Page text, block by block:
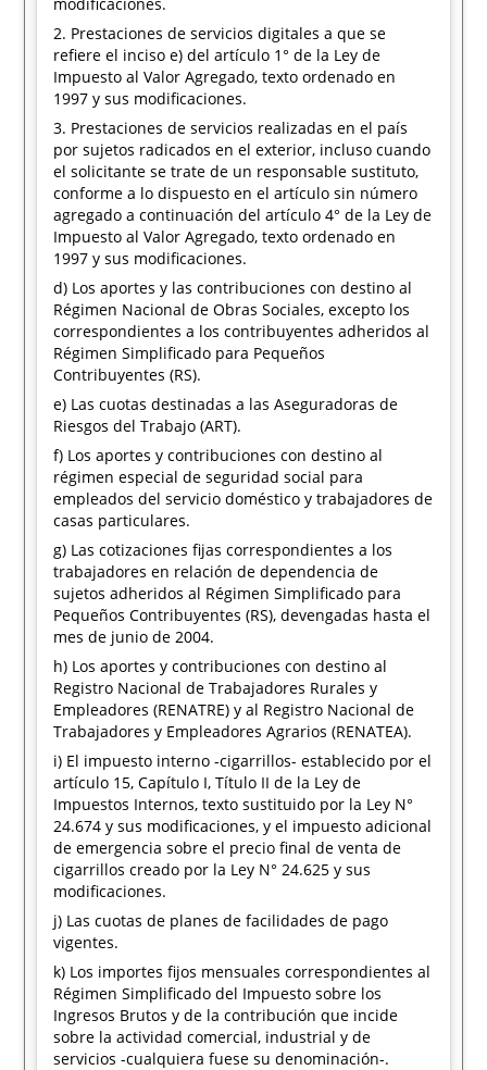
2. Prestaciones de servicios digitales a que se
refiere el inciso e) del artículo 1° de la Ley de
Impuesto al Valor Agregado, texto ordenado en
1997 y sus modificaciones.
3. Prestaciones de servicios realizadas en el país
por sujetos radicados en el exterior, incluso cuando
el solicitante se trate de un responsable sustituto,
conforme a lo dispuesto en el artículo sin número
agregado a continuación del artículo 4° de la Ley de
Impuesto al Valor Agregado, texto ordenado en
1997 y sus modificaciones.
d) Los aportes y las contribuciones con destino al
Régimen Nacional de Obras Sociales, excepto los
correspondientes a los contribuyentes adheridos al
Régimen Simplificado para Pequeños
Contribuyentes (RS).
e) Las cuotas destinadas a las Aseguradoras de
Riesgos del Trabajo (ART).
f) Los aportes y contribuciones con destino al
régimen especial de seguridad social para
empleados del servicio doméstico y trabajadores de
casas particulares.
g) Las cotizaciones fijas correspondientes a los
trabajadores en relación de dependencia de
sujetos adheridos al Régimen Simplificado para
Pequeños Contribuyentes (RS), devengadas hasta el
mes de junio de 2004.
h) Los aportes y contribuciones con destino al
Registro Nacional de Trabajadores Rurales y
Empleadores (RENATRE) y al Registro Nacional de
Trabajadores y Empleadores Agrarios (RENATEA).
i) El impuesto interno -cigarrillos- establecido por el
artículo 15, Capítulo I, Título II de la Ley de
Impuestos Internos, texto sustituido por la Ley N°
24.674 y sus modificaciones, y el impuesto adicional
de emergencia sobre el precio final de venta de
cigarrillos creado por la Ley N° 24.625 y sus
modificaciones.
j) Las cuotas de planes de facilidades de pago
vigentes.
k) Los importes fijos mensuales correspondientes al
Régimen Simplificado del Impuesto sobre los
Ingresos Brutos y de la contribución que incide
sobre la actividad comercial, industrial y de
servicios -cualquiera fuese su denominación-.